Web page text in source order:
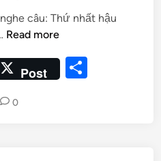
câu: Thứ nhất hậu
Read more
Post
0